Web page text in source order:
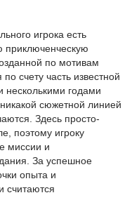
игрока есть
приключенческую
по мотивам
счету часть известной
несколькими годами
сюжетной линией
Здесь просто-
поэтому игроку
миссии и
За успешное
опыта и
считаются